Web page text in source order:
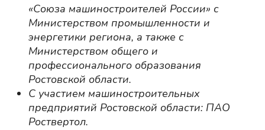
«Союза машиностроителей России» с
Министерством промышленности и
энергетики региона, а также с
Министерством общего и
профессионального образования
Ростовской области.
С участием машиностроительных
предприятий Ростовской области: ПАО
Роствертол.